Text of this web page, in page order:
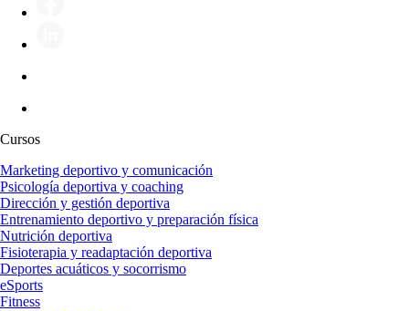
Cursos
Marketing deportivo y comunicación
Psicología deportiva y coaching
Dirección y gestión deportiva
Entrenamiento deportivo y preparación física
Nutrición deportiva
Fisioterapia y readaptación deportiva
Deportes acuáticos y socorrismo
eSports
Fitness